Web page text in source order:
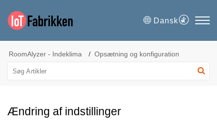
Dansk
RoomAlyzer - Indeklima Opsætning og konfiguration
Ændring af indstillinger